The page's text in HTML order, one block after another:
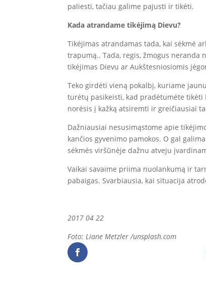
paliesti, tačiau galime pajusti ir tikėti.
Kada atrandame tikėjimą Dievu?
Tikėjimas atrandamas tada, kai sėkmė
trapumą.. Tada, regis, žmogus
tikėjimas Dievu ar Aukštesniosiomis
Teko girdėti vieną pokalbį, kuriame
turėtų pasikeisti, kad pradėtumėte tikėti
norėsis į kažką atsiremti ir greičiausiai
Dažniausiai nesusimąstome apie
kančios gyvenimo pamokos. O gal
sėkmės viršūnėje dažnu atveju
Vaikai savaime priima nuolankumą ir
pabaigas. Svarbiausia, kai situacija
2017 04 22
Foto: Liane Metzler /unsplash.com